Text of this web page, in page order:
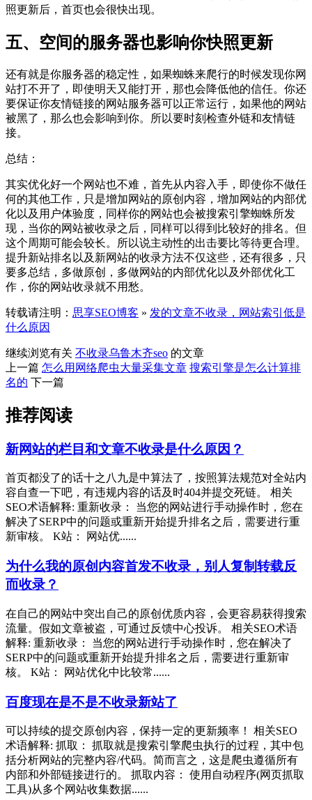
照更新后，首页也会很快出现。
五、空间的服务器也影响你快照更新
还有就是你服务器的稳定性，如果蜘蛛来爬行的时候发现你网
站打不开了，即使明天又能打开，那也会降低他的信任。你还
要保证你友情链接的网站服务器可以正常运行，如果他的网站
被黑了，那么也会影响到你。所以要时刻检查外链和友情链
接。
总结：
其实优化好一个网站也不难，首先从内容入手，即使你不做任
何的其他工作，只是增加网站的原创内容，增加网站的内部优
化以及用户体验度，同样你的网站也会被搜索引擎蜘蛛所发
现，当你的网站被收录之后，同样可以得到比较好的排名。但
这个周期可能会较长。所以说主动性的出击要比等待更合理。
提升新站排名以及新网站的收录方法不仅这些，还有很多，只
要多总结，多做原创，多做网站的内部优化以及外部优化工
作，你的网站收录就不用愁。
转载请注明： 思享SEO博客 » 发的文章不收录，网站索引低是
什么原因
继续浏览有关 不收录乌鲁木齐seo 的文章
上一篇 怎么用网络爬虫大量采集文章 搜索引擎是怎么计算排
名的 下一篇
推荐阅读
新网站的栏目和文章不收录是什么原因？
首页都没了的话十之八九是中算法了，按照算法规范对全站内
容自查一下吧，有违规内容的话及时404并提交死链。 相关
SEO术语解释: 重新收录： 当您的网站进行手动操作时，您在
解决了SERP中的问题或重新开始提升排名之后，需要进行重
新审核。 K站： 网站优......
为什么我的原创内容首发不收录，别人复制转载反
而收录？
在自己的网站中突出自己的原创优质内容，会更容易获得搜索
流量。假如文章被盗，可通过反馈中心投诉。 相关SEO术语
解释: 重新收录： 当您的网站进行手动操作时，您在解决了
SERP中的问题或重新开始提升排名之后，需要进行重新审
核。 K站： 网站优化中比较常......
百度现在是不是不收录新站了
可以持续的提交原创内容，保持一定的更新频率！ 相关SEO
术语解释: 抓取： 抓取就是搜索引擎爬虫执行的过程，其中包
括分析网站的完整内容/代码。简而言之，这是爬虫遵循所有
内部和外部链接进行的。 抓取内容： 使用自动程序(网页抓取
工具)从多个网站收集数据......